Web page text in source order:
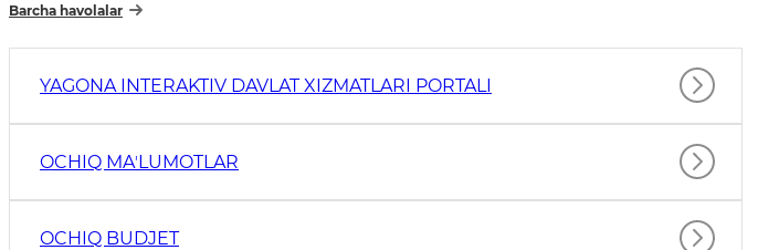
Barcha havolalar
YAGONA INTERAKTIV DAVLAT XIZMATLARI PORTALI
OCHIQ MAʼLUMOTLAR
OCHIQ BUDJET